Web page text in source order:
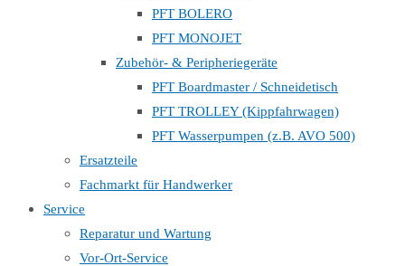
PFT BOLERO
PFT MONOJET
Zubehör- & Peripheriegeräte
PFT Boardmaster / Schneidetisch
PFT TROLLEY (Kippfahrwagen)
PFT Wasserpumpen (z.B. AVO 500)
Ersatzteile
Fachmarkt für Handwerker
Service
Reparatur und Wartung
Vor-Ort-Service